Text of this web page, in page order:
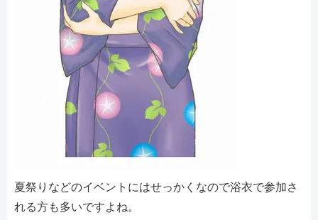
夏祭りなどのイベントにはせっかくなので浴衣で参加さ
れる方も多いですよね。